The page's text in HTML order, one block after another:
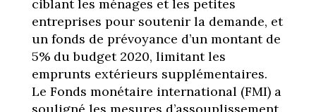
ciblant les ménages et les petites
entreprises pour soutenir la demande, et
un fonds de prévoyance d’un montant de
5% du budget 2020, limitant les
emprunts extérieurs supplémentaires.
Le Fonds monétaire international (FMI) a
souligné les mesures d’assouplissement